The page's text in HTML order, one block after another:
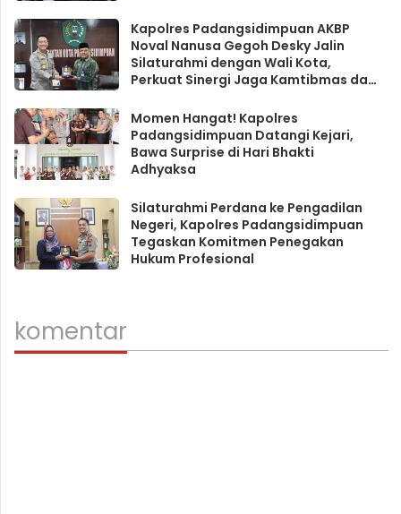
Kapolres Padangsidimpuan AKBP
Noval Nanusa Gegoh Desky Jalin
Silaturahmi dengan Wali Kota,
Perkuat Sinergi Jaga Kamtibmas dan
Momen Hangat! Kapolres
Padangsidimpuan Datangi Kejari,
Bawa Surprise di Hari Bhakti
Adhyaksa
Silaturahmi Perdana ke Pengadilan
Negeri, Kapolres Padangsidimpuan
Tegaskan Komitmen Penegakan
Hukum Profesional
komentar